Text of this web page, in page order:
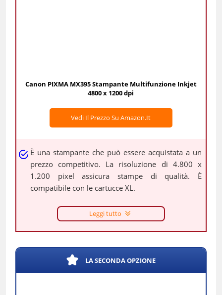
Canon PIXMA MX395 Stampante Multifunzione Inkjet
4800 x 1200 dpi
Vedi Il Prezzo Su Amazon.it
È una stampante che può essere acquistata a un
prezzo competitivo. La risoluzione di 4.800 x
1.200 pixel assicura stampe di qualità. È
compatibile con le cartucce XL.
Leggi tutto
LA SECONDA OPZIONE